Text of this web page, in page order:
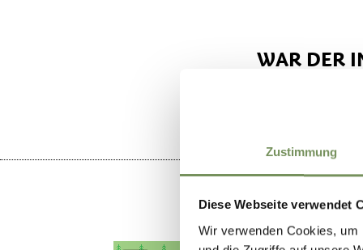
Zustimmung
Diese Webseite verwendet
Wir verwenden Cookies,
WAR DER